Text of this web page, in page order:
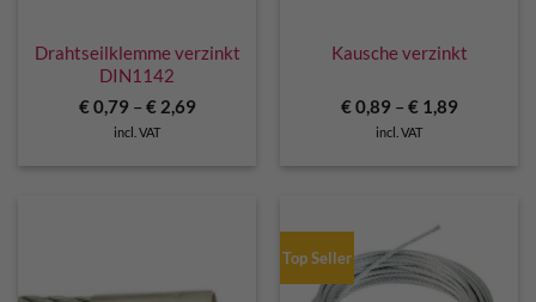
Drahtseilklemme verzinkt
DIN1142
€0,79 – €2,69
incl. VAT
Kausche verzinkt
€0,89 – €1,89
incl. VAT
Top Seller